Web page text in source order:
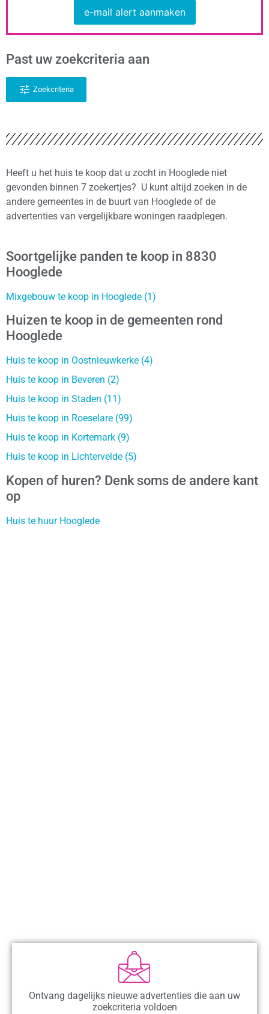
e-mail alert aanmaken
Past uw zoekcriteria aan
Zoekcriteria
Heeft u het huis te koop dat u zocht in Hooglede niet
gevonden binnen 7 zoekertjes? U kunt altijd zoeken in de
andere gemeentes in de buurt van Hooglede of de
advertenties van vergelijkbare woningen raadplegen.
Soortgelijke panden te koop in 8830
Hooglede
Mixgebouw te koop in Hooglede (1)
Huizen te koop in de gemeenten rond
Hooglede
Huis te koop in Oostnieuwkerke (4)
Huis te koop in Beveren (2)
Huis te koop in Staden (11)
Huis te koop in Roeselare (99)
Huis te koop in Kortemark (9)
Huis te koop in Lichtervelde (5)
Kopen of huren? Denk soms de andere kant
op
Huis te huur Hooglede
Ontvang dagelijks nieuwe advertenties die aan uw
zoekcriteria voldoen